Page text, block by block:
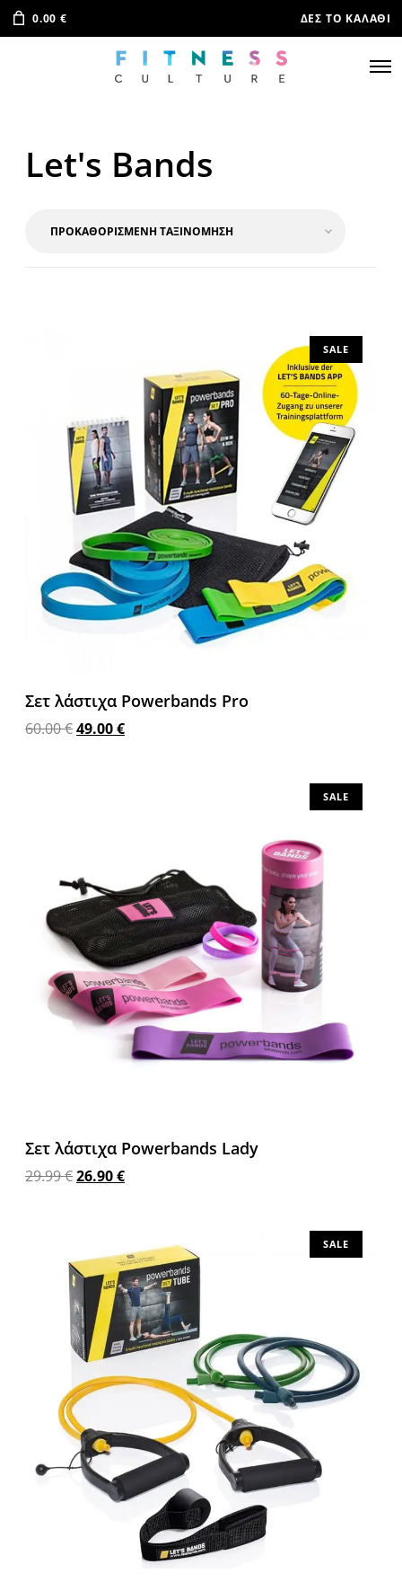
0.00 € ΔΕΣ ΤΟ ΚΑΛΆΘΙ
Let's Bands
SALE
Σετ λάστιχα Powerbands Pro
60.00€49.00€
SALE
Σετ λάστιχα Powerbands Lady
29.99€26.90€
SALE